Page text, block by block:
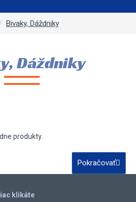
Bivaky, Dáždniky
Dáždniky
produkty.
Pokračovať
klikáte